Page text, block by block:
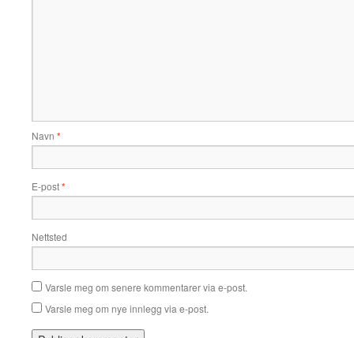
Navn *
E-post*
Nettsted
Varsle meg om senere kommentarer via e-post.
Varsle meg om nye innlegg via e-post.